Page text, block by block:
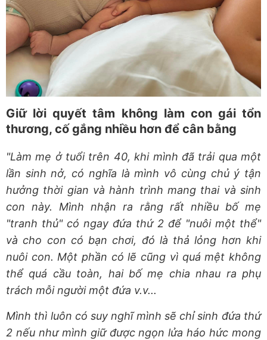
Giữ lời quyết tâm không làm con gái tổn
thương, cố gắng nhiều hơn để cân bằng
"Làm mẹ ở tuổi trên 40, khi mình đã trải qua một
lần sinh nở, có nghĩa là mình vô cùng chủ ý tận
hưởng thời gian và hành trình mang thai và sinh
con này. Mình nhận ra rằng rất nhiều bố mẹ
"tranh thủ" có ngay đứa thứ 2 để "nuôi một thể"
và cho con có bạn chơi, đó là thả lỏng hơn khi
nuôi con. Một phần có lẽ cũng vì quá mệt không
thể quá cầu toàn, hai bố mẹ chia nhau ra phụ
trách mỗi người một đứa v.v...
Mình thì luôn có suy nghĩ mình sẽ chỉ sinh đứa thứ
2 nếu như mình giữ được ngọn lửa háo hức mong